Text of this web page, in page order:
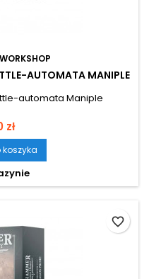
AUTOMATA MANIPLE
automata Maniple
zł
favorite_border